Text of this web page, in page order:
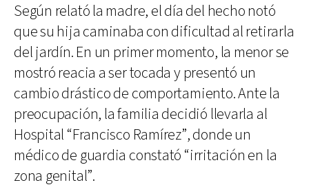
Según relató la madre, el día del hecho notó
que su hija caminaba con dificultad al retirarla
del jardín. En un primer momento, la menor se
mostró reacia a ser tocada y presentó un
cambio drástico de comportamiento. Ante la
preocupación, la familia decidió llevarla al
Hospital “Francisco Ramírez”, donde un
médico de guardia constató “irritación en la
zona genital”.